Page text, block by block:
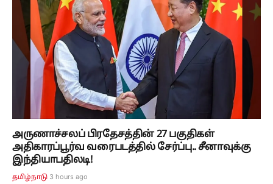
அருணாச்சலப் பிரதேசத்தின் 27 பகுதிகள்
அதிகாரப்பூர்வ வரைபடத்தில் சேர்ப்பு.. சீனாவுக்கு
இந்தியாபதிலடி!
தமிழ்நாடு 3 hours ago